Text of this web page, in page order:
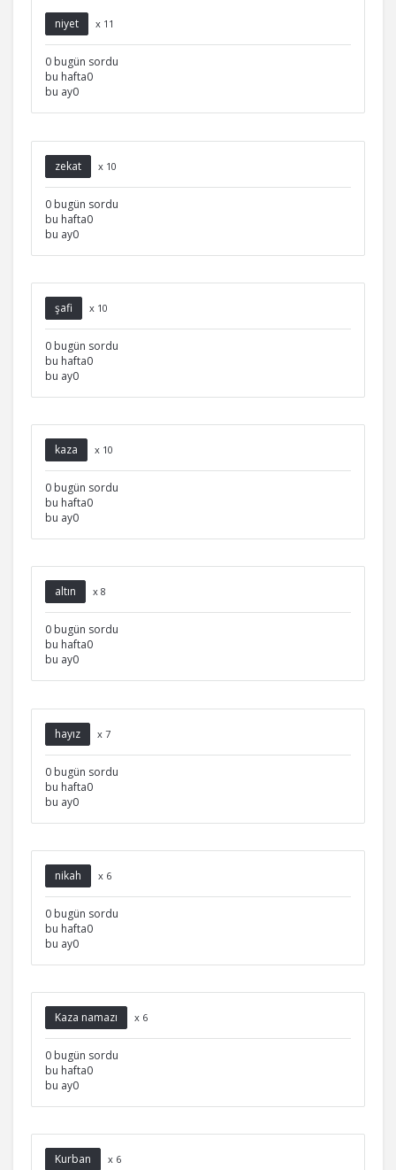
niyet x 11
0 bugün sordu
bu hafta0
bu ay0
zekat x 10
0 bugün sordu
bu hafta0
bu ay0
şafi x 10
0 bugün sordu
bu hafta0
bu ay0
kaza x 10
0 bugün sordu
bu hafta0
bu ay0
altın x 8
0 bugün sordu
bu hafta0
bu ay0
hayız x 7
0 bugün sordu
bu hafta0
bu ay0
nikah x 6
0 bugün sordu
bu hafta0
bu ay0
Kaza namazı x 6
0 bugün sordu
bu hafta0
bu ay0
Kurban x 6